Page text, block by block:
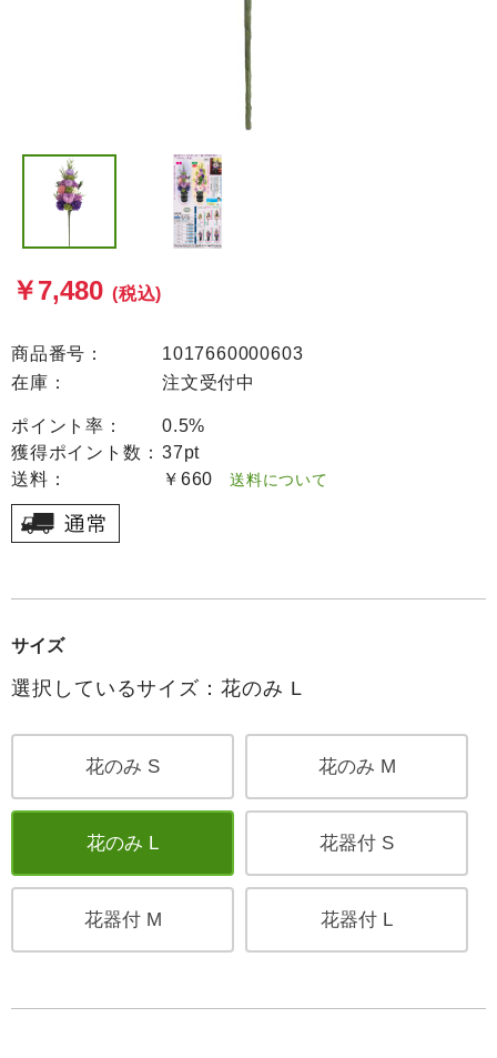
￥7,480 (税込)
商品番号：
1017660000603
在庫：
注文受付中
ポイント率：
0.5%
獲得ポイント数： 37pt
送料：
￥660 送料について
サイズ
選択しているサイズ：花のみ L
花のみ S 花のみ M
花のみ L 花器付 S
花器付 M 花器付 L